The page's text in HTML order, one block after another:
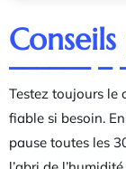
Testez toujours le
fiable si besoin.
pause toutes les